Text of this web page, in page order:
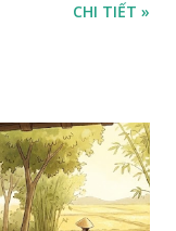
CHI TIẾT »